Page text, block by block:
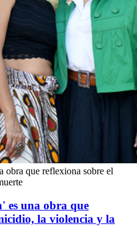
obra que reflexiona sobre el
es una obra que
la violencia y la